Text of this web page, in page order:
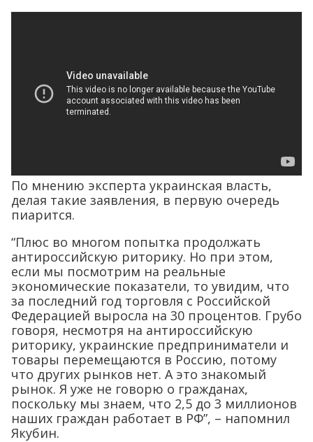
По мнению эксперта украинская власть,
делая такие заявления, в первую очередь
пиарится.
“Плюс во многом попытка продолжать
антироссийскую риторику. Но при этом,
если мы посмотрим на реальные
экономические показатели, то увидим, что
за последний год торговля с Российской
Федерацией выросла на 30 процентов. Грубо
говоря, несмотря на антироссийскую
риторику, украинские предприниматели и
товары перемещаются в Россию, потому
что других рынков нет. А это знакомый
рынок. Я уже не говорю о гражданах,
поскольку мы знаем, что 2,5 до 3 миллионов
наших граждан работает в РФ”, – напомнил
Якубин.